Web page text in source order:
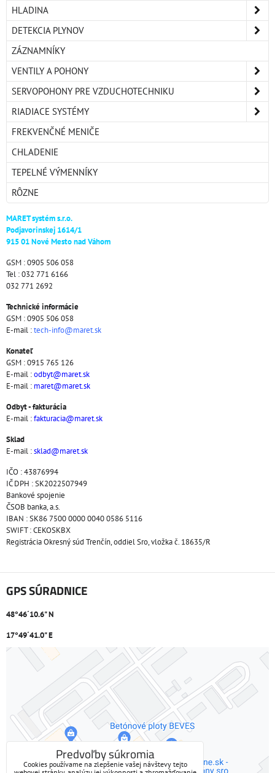
HLADINA
DETEKCIA PLYNOV
ZÁZNAMNÍKY
VENTILY A POHONY
SERVOPOHONY PRE VZDUCHOTECHNIKU
RIADIACE SYSTÉMY
FREKVENČNÉ MENIČE
CHLADENIE
TEPELNÉ VÝMENNÍKY
RÔZNE
MARET systém s.r.o.
Podjavorinskej 1614/1
915 01 Nové Mesto nad Váhom
GSM : 0905 506 058
Tel : 032 771 6166
032 771 2692
Technické informácie
GSM : 0905 506 058
E-mail :tech-info@maret.sk
Konateľ
GSM : 0915 765 126
E-mail :odbyt@maret.sk
E-mail : maret@maret.sk
Odbyt - fakturácia
E-mail :fakturacia@maret.sk
Sklad
E-mail :sklad@maret.sk
IČO : 43876994
IČ DPH : SK2022507949
Bankové spojenie
ČSOB banka, a.s.
IBAN : SK86 7500 0000 0040 0586 5116
SWIFT : CEKOSKBX
Registrácia Okresný súd Trenčín, oddiel Sro, vložka č. 18635/R
GPS SÚRADNICE
48°46´10.6" N
17°49´41.0" E
Externý obsah je blokovaný Voľbami súkromia
Prajete si načítať externý obsah?
Povoliť tentokrát
Predvoľby súkromia
Cookies používame na zlepšenie vašej návštevy tejto